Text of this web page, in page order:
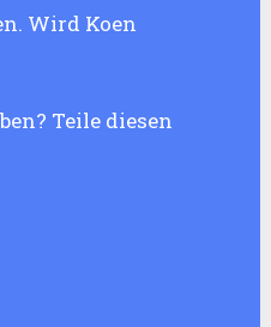
Wird Koen
Teile diesen